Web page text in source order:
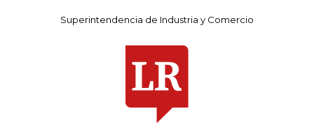
Superintendencia de Industria y Comercio